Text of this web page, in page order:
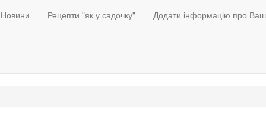
Новини Рецепти "як у садочку" Додати інформацію про